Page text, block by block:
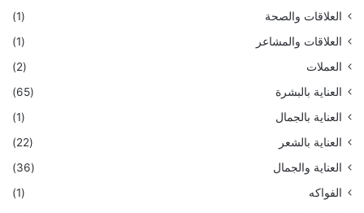
العلاقات والصحة
(1)
العلاقات والمشاعر
(1)
العملات
(2)
العناية بالبشرة
(65)
العناية بالجمال
(1)
العناية بالشعر
(22)
العناية والجمال
(36)
الفواكه
(1)